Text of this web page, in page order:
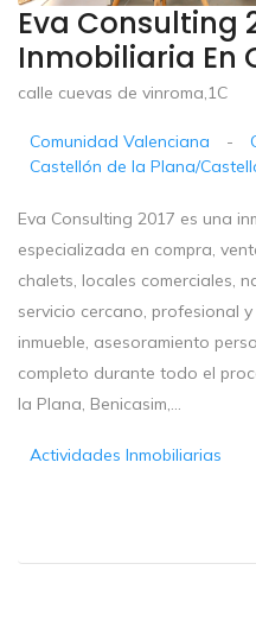
Eva Consulting
Inmobiliaria En
calle cuevas de vinroma,1C
Comunidad Valenciana -
Castellón de la Plana/
Eva Consulting 2017 es una
especializada en compra,
chalets, locales comerciales,
servicio cercano, profesional
inmueble, asesoramiento
completo durante todo el
la Plana, Benicasim,...
Actividades Inmobiliarias